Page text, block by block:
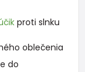
proti slnku
oblečenia
do